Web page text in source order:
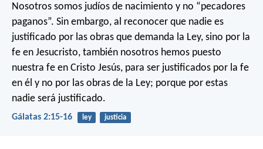
Nosotros somos judíos de nacimiento y no “pecadores
paganos”. Sin embargo, al reconocer que nadie es
justificado por las obras que demanda la Ley, sino por la
fe en Jesucristo, también nosotros hemos puesto
nuestra fe en Cristo Jesús, para ser justificados por la fe
en él y no por las obras de la Ley; porque por estas
nadie será justificado.
Gálatas 2:15-16 ley justicia